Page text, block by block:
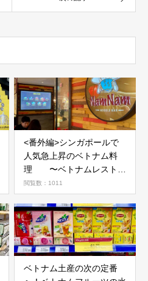
<番外編>シンガポールで
人気急上昇のベトナム料
理 〜ベトナムレストラ
ンチェーン３選〜
閲覧数：1011
ベトナム土産の次の定番